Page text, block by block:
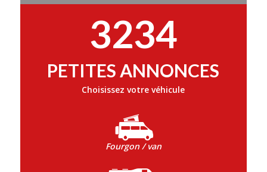
3234
PETITES ANNONCES
Choisissez votre véhicule
Fourgon / van